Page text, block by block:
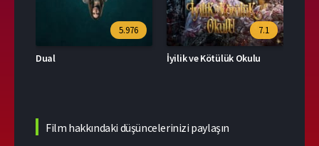
5.976
Dual
7.1
İyilik ve Kötülük Okulu
Film hakkındaki düşüncelerinizi paylaşın